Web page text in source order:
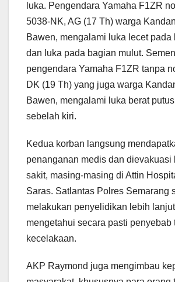
luka. Pengendara Yamaha F1ZR
5038-NK, AG (17 Th) warga
Bawen, mengalami luka lecet pada
dan luka pada bagian mulut.
pengendara Yamaha F1ZR tanpa
DK (19 Th) yang juga warga
Bawen, mengalami luka berat
sebelah kiri.
Kedua korban langsung
penanganan medis dan dievakuasi
sakit, masing-masing di Attin
Saras. Satlantas Polres Semarang
melakukan penyelidikan lebih
mengetahui secara pasti penyebab
kecelakaan.
AKP Raymond juga mengimbau